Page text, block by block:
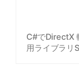
C#でDirectX
用ライブラリ